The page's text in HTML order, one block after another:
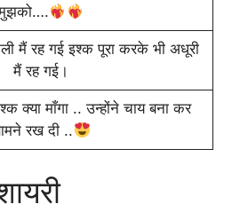
मैं रह गई इश्क पूरा करके भी अधूरी
मैं रह गई।
क्या माँगा .. उन्होंने चाय बना कर
रख दी ..